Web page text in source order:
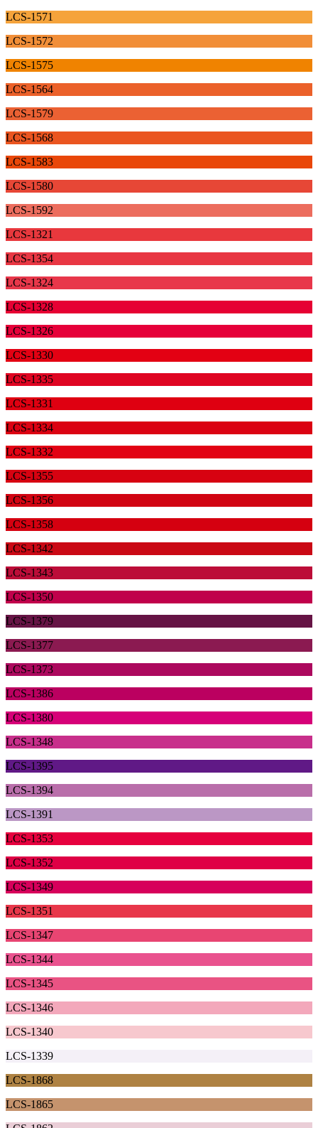
LCS-1571
LCS-1572
LCS-1575
LCS-1564
LCS-1579
LCS-1568
LCS-1583
LCS-1580
LCS-1592
LCS-1321
LCS-1354
LCS-1324
LCS-1328
LCS-1326
LCS-1330
LCS-1335
LCS-1331
LCS-1334
LCS-1332
LCS-1355
LCS-1356
LCS-1358
LCS-1342
LCS-1343
LCS-1350
LCS-1379
LCS-1377
LCS-1373
LCS-1386
LCS-1380
LCS-1348
LCS-1395
LCS-1394
LCS-1391
LCS-1353
LCS-1352
LCS-1349
LCS-1351
LCS-1347
LCS-1344
LCS-1345
LCS-1346
LCS-1340
LCS-1339
LCS-1868
LCS-1865